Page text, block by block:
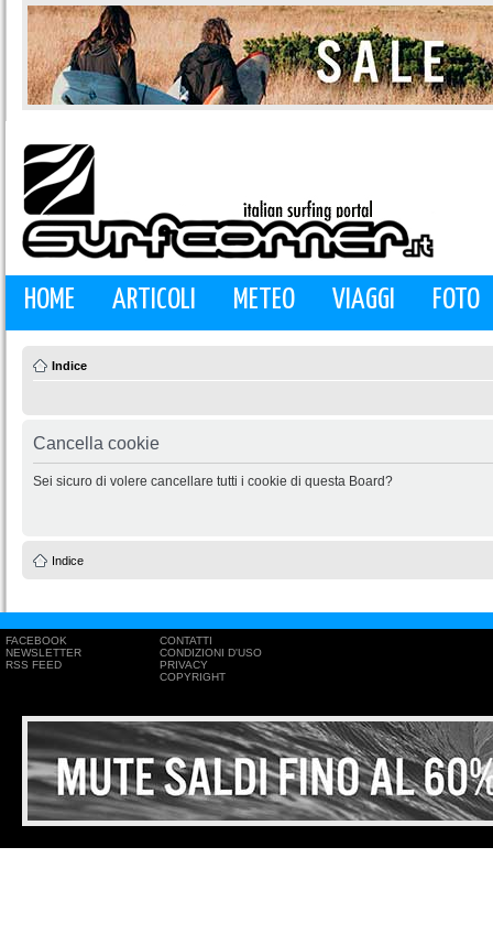
HOME ARTICOLI METEO VIAGGI FOTO
Indice
Cancella cookie
Sei sicuro di volere cancellare tutti i cookie di questa Board?
Indice
FACEBOOK
NEWSLETTER
RSS FEED
CONTATTI
CONDIZIONI D'USO
PRIVACY
COPYRIGHT